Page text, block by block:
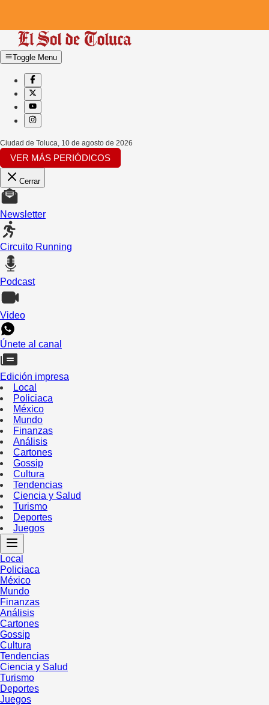
Toggle Menu
Ciudad de Toluca 10 de agosto de 2026
VER MÁS PERIÓDICOS
Cerrar
Newsletter
Circuito Running
Podcast
Video
Únete al canal
Edición impresa
Local
Policiaca
México
Mundo
Finanzas
Análisis
Cartones
Gossip
Cultura
Tendencias
Ciencia y Salud
Turismo
Deportes
Juegos
Local
Policiaca
México
Mundo
Finanzas
Análisis
Cartones
Gossip
Cultura
Tendencias
Ciencia y Salud
Turismo
Deportes
Juegos